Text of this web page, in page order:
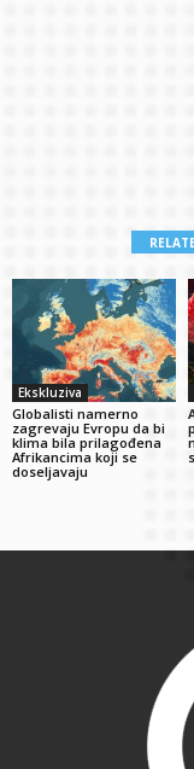
Ekskluziva
Globalisti namerno
zagrevaju Evropu da bi
klima bila prilagođena
Afrikancima koji se
doseljavaju